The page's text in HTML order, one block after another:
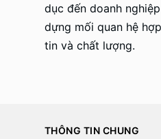
dục đến doanh
dựng mối quan hệ
tin và chất lượng.
THÔNG TIN CHUNG